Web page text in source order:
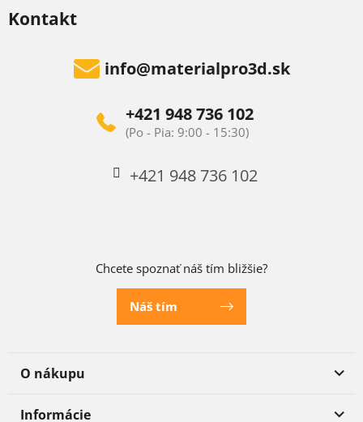
Kontakt
info@materialpro3d.sk
+421 948 736 102
+421 948 736 102
Chcete spoznať náš tím bližšie?
Náš tím
O nákupu
Informácie